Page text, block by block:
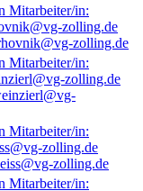
zolling.de
zolling.de